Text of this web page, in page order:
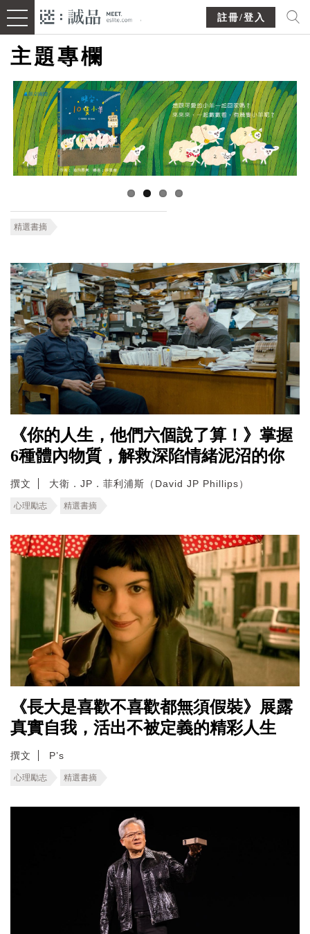
註冊/登入
主題專欄
精選書摘
《你的人生，他們六個說了算！》掌握
6種體內物質，解救深陷情緒泥沼的你
撰文 大衛．JP．菲利浦斯（David JP Phillips）
心理勵志 精選書摘
《長大是喜歡不喜歡都無須假裝》展露
真實自我，活出不被定義的精彩人生
撰文 P’s
心理勵志 精選書摘